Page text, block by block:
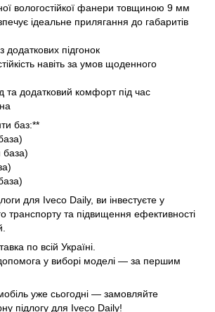
вологостійкої фанери товщиною 9 мм
ідеальне прилягання до габаритів
підгонок
навіть за умов щоденного
та додатковий комфорт під час
баз:**
база)
для Iveco Daily, ви інвестуєте у
транспорту та підвищення ефективності
по всій Україні.
допомога у виборі моделі — за першим
уже сьогодні — замовляйте
підлогу для Iveco Daily!